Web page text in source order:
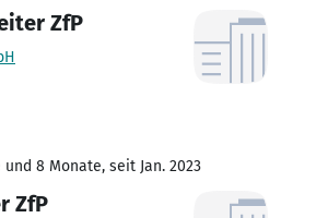
ZfP
und 8 Monate, seit Jan. 2023
ZfP